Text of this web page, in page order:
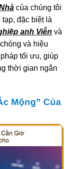
của chúng tôi
đặc biệt là
anh Viễn và
và hiệu
tối ưu, giúp
thời gian ngắn
Mộng” Của